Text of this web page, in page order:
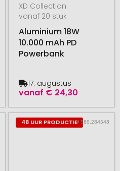
XD Collection
vanaf 20 stuk
Aluminium 18W
10.000 mAh PD
Powerbank
vanaf € 24,30
17. augustus
48 UUR PRODUCTIE# 580.284548